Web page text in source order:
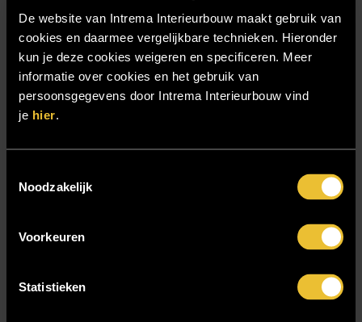
De website van Intrema Interieurbouw maakt gebruik van
cookies en daarmee vergelijkbare technieken. Hieronder
kun je deze cookies weigeren en specificeren. Meer
informatie over cookies en het gebruik van
persoonsgegevens door Intrema Interieurbouw vind
je hier.
Noodzakelijk
Voorkeuren
Statistieken
SIDN
Trebbe MiddenWest
Twentsch Hooratelier